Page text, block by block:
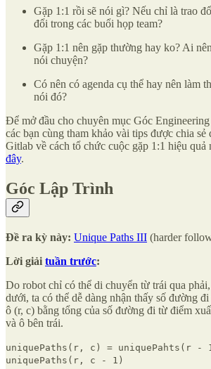
Gặp 1:1 rồi sẽ nói gì? Nếu chỉ là trao
đổi trong các buổi họp team?
Gặp 1:1 nên gặp thường hay ko? Ai
nói chuyện?
Có nên có agenda cụ thể hay nên làm
nói đó?
Để mở đầu cho chuyên mục Góc
các bạn cùng tham khảo vài tips được chia sẻ
Gitlab về cách tổ chức cuộc gặp 1:1 hiệu
đây.
Góc Lập Trình
Đề ra kỳ này: Unique Paths III (harder
Lời giải tuần trước:
Do robot chỉ có thể di chuyển từ trái qua
dưới, ta có thể dễ dàng nhận thấy số đường
ô (r, c) bằng tổng của số đường đi từ điểm
và ô bên trái.
uniquePaths(r, c) = uniquePahts(r -
uniquePaths(r, c - 1)